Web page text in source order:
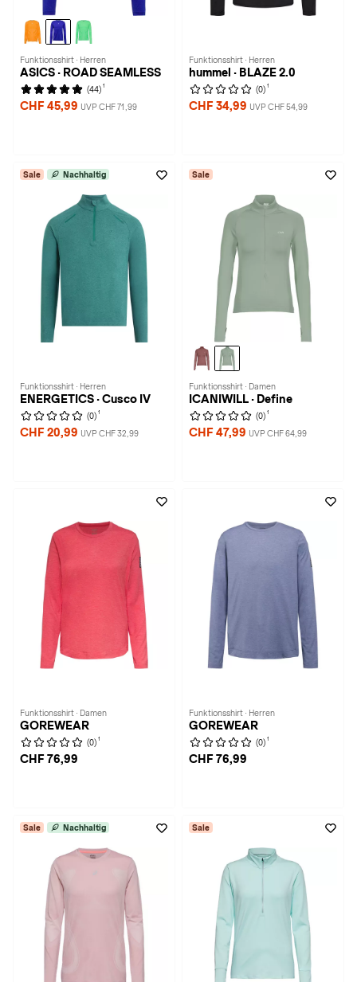
Funktionsshirt · Herren
ASICS · ROAD SEAMLESS
(44) 1
CHF 45,99 UVP CHF 71,99
Funktionsshirt · Herren
hummel · BLAZE 2.0
(0) 1
CHF 34,99 UVP CHF 54,99
Sale Nachhaltig
Funktionsshirt · Herren
ENERGETICS · Cusco IV
(0) 1
CHF 20,99 UVP CHF 32,99
Sale
Funktionsshirt · Damen
ICANIWILL · Define
(0) 1
CHF 47,99 UVP CHF 64,99
Funktionsshirt · Damen
GOREWEAR
(0) 1
CHF 76,99
Funktionsshirt · Herren
GOREWEAR
(0) 1
CHF 76,99
Sale Nachhaltig Sale